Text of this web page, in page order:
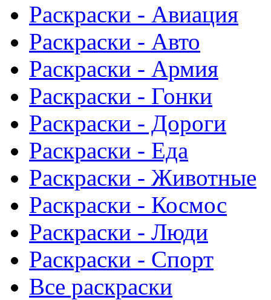
Раскраски - Авиация
Раскраски - Авто
Раскраски - Армия
Раскраски - Гонки
Раскраски - Дороги
Раскраски - Еда
Раскраски - Животныe
Раскраски - Космос
Раскраски - Люди
Раскраски - Спорт
Все раскраски